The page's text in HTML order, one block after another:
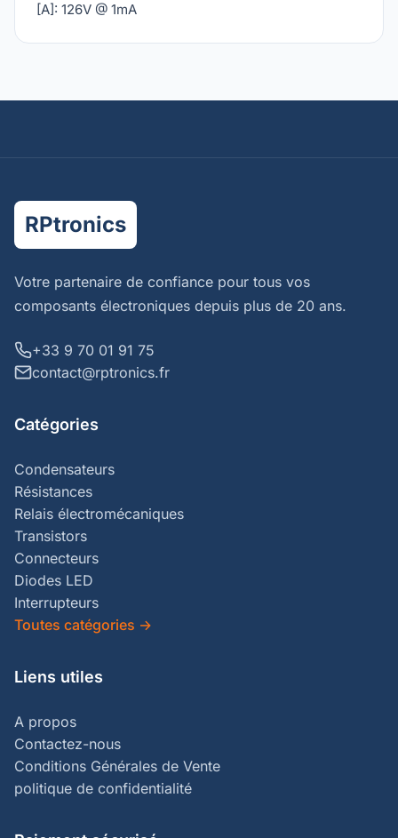
[A]: 126V @ 1mA
RPtronics
Votre partenaire de confiance pour tous vos
composants électroniques depuis plus de 20 ans.
+33 9 70 01 91 75
contact@rptronics.fr
Catégories
Condensateurs
Résistances
Relais électromécaniques
Transistors
Connecteurs
Diodes LED
Interrupteurs
Toutes catégories →
Liens utiles
A propos
Contactez-nous
Conditions Générales de Vente
politique de confidentialité